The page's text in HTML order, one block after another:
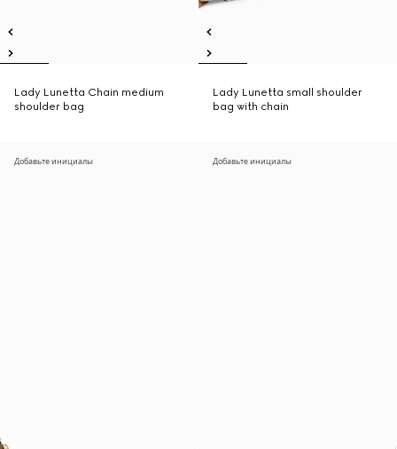
Lady Lunetta Chain medium
shoulder bag
Lady Lunetta small shoulder
bag with chain
Добавьте инициалы Добавьте инициалы